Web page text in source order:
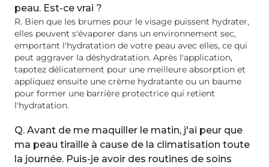
peau. Est-ce vrai ?
R. Bien que les brumes pour le visage puissent hydrater,
elles peuvent s'évaporer dans un environnement sec,
emportant l'hydratation de votre peau avec elles, ce qui
peut aggraver la déshydratation. Après l'application,
tapotez délicatement pour une meilleure absorption et
appliquez ensuite une crème hydratante ou un baume
pour former une barrière protectrice qui retient
l'hydratation.
Q. Avant de me maquiller le matin, j'ai peur que
ma peau tiraille à cause de la climatisation toute
la journée. Puis-je avoir des routines de soins